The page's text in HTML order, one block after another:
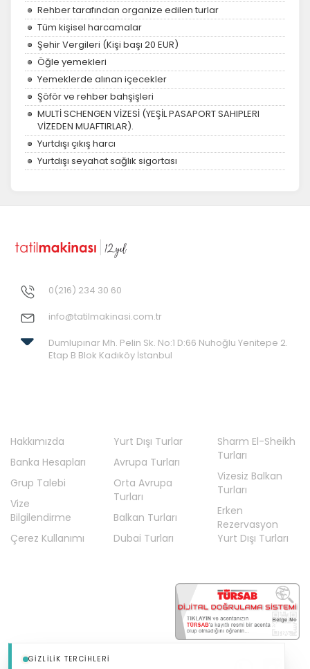
GIZLILIK TERCIHLERI
Rehber tarafından organize edilen turlar
Tüm kişisel harcamalar
Şehir Vergileri (Kişi başı 20 EUR)
Öğle yemekleri
Yemeklerde alınan içecekler
Şöför ve rehber bahşişleri
MULTİ SCHENGEN VİZESİ (YEŞİL PASAPORT SAHIPLERI
VİZEDEN MUAFTIRLAR).
Yurtdışı çıkış harcı
Yurtdışı seyahat sağlık sigortası
0(216) 234 30 60
info@tatilmakinasi.com.tr
Dumlupınar Mh. Pelin Sk. No:1 D:66 Nuhoğlu Yenitepe 2.
Etap B Blok Kadıköy İstanbul
Hakkımızda
Banka Hesapları
Grup Talebi
Vize
Bilgilendirme
Çerez Kullanımı
Yurt Dışı Turlar
Avrupa Turları
Orta Avrupa
Turları
Balkan Turları
Dubai Turları
Sharm El-Sheikh
Turları
Vizesiz Balkan
Turları
Erken
Rezervasyon
Yurt Dışı Turları